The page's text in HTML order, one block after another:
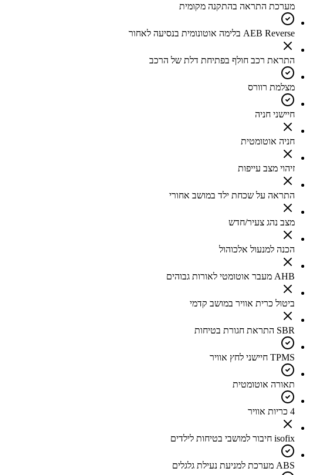
מערכת התראה בהתקנה מקומית
AEB Reverse בלימה אוטונומית בנסיעה לאחור
התראת רכב חולף בפתיחת דלת של הרכב
מצלמת רוורס
חיישני חניה
חניה אוטומטית
זיהוי מצב עייפות
התראה על שכחת ילד במושב אחורי
מצב נהג צעיר/חדש
הכנה למנעול אלכוהול
AHB מעבר אוטומטי לאורות גבוהים
ביטול כרית אוויר במושב קדמי
SBR התראת חגורת בטיחות
TPMS חיישני לחץ אוויר
תאורה אוטומטית
4 כריות אוויר
isofix חיבור למושבי בטיחות לילדים
ABS מערכת למניעת נעילת גלגלים